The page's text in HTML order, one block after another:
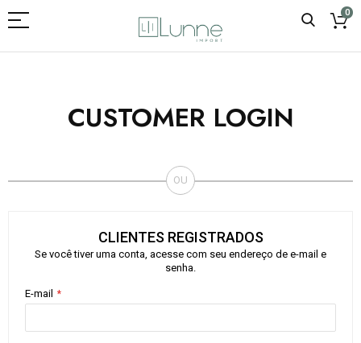
0
CUSTOMER LOGIN
CLIENTES REGISTRADOS
Se você tiver uma conta, acesse com seu endereço de e-mail e
senha.
E-mail